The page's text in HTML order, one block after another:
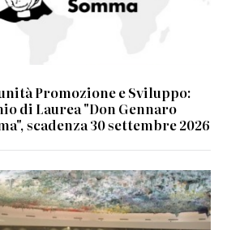
Promozione e Sviluppo:
di Laurea "Don Gennaro
scadenza 30 settembre 2026
Jess Hoffman